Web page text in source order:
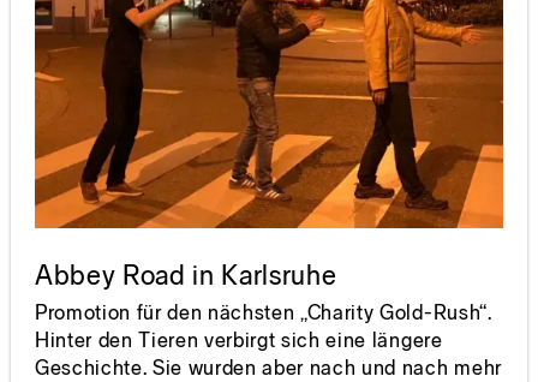
Abbey Road in Karlsruhe
Promotion für den nächsten „Charity Gold-Rush“.
Hinter den Tieren verbirgt sich eine längere
Geschichte. Sie wurden aber nach und nach mehr